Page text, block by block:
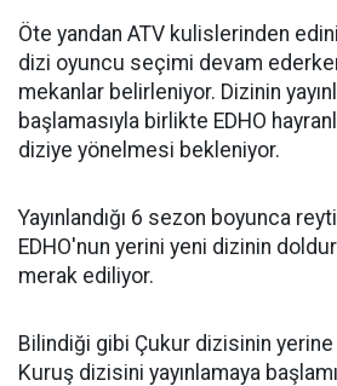
Öte yandan ATV kulislerinden
dizi oyuncu seçimi devam
mekanlar belirleniyor. Dizinin
başlamasıyla birlikte EDHO
diziye yönelmesi bekleniyor.
Yayınlandığı 6 sezon boyunca
EDHO'nun yerini yeni dizinin
merak ediliyor.
Bilindiği gibi Çukur dizisinin yerine
Kuruş dizisini yayınlamaya